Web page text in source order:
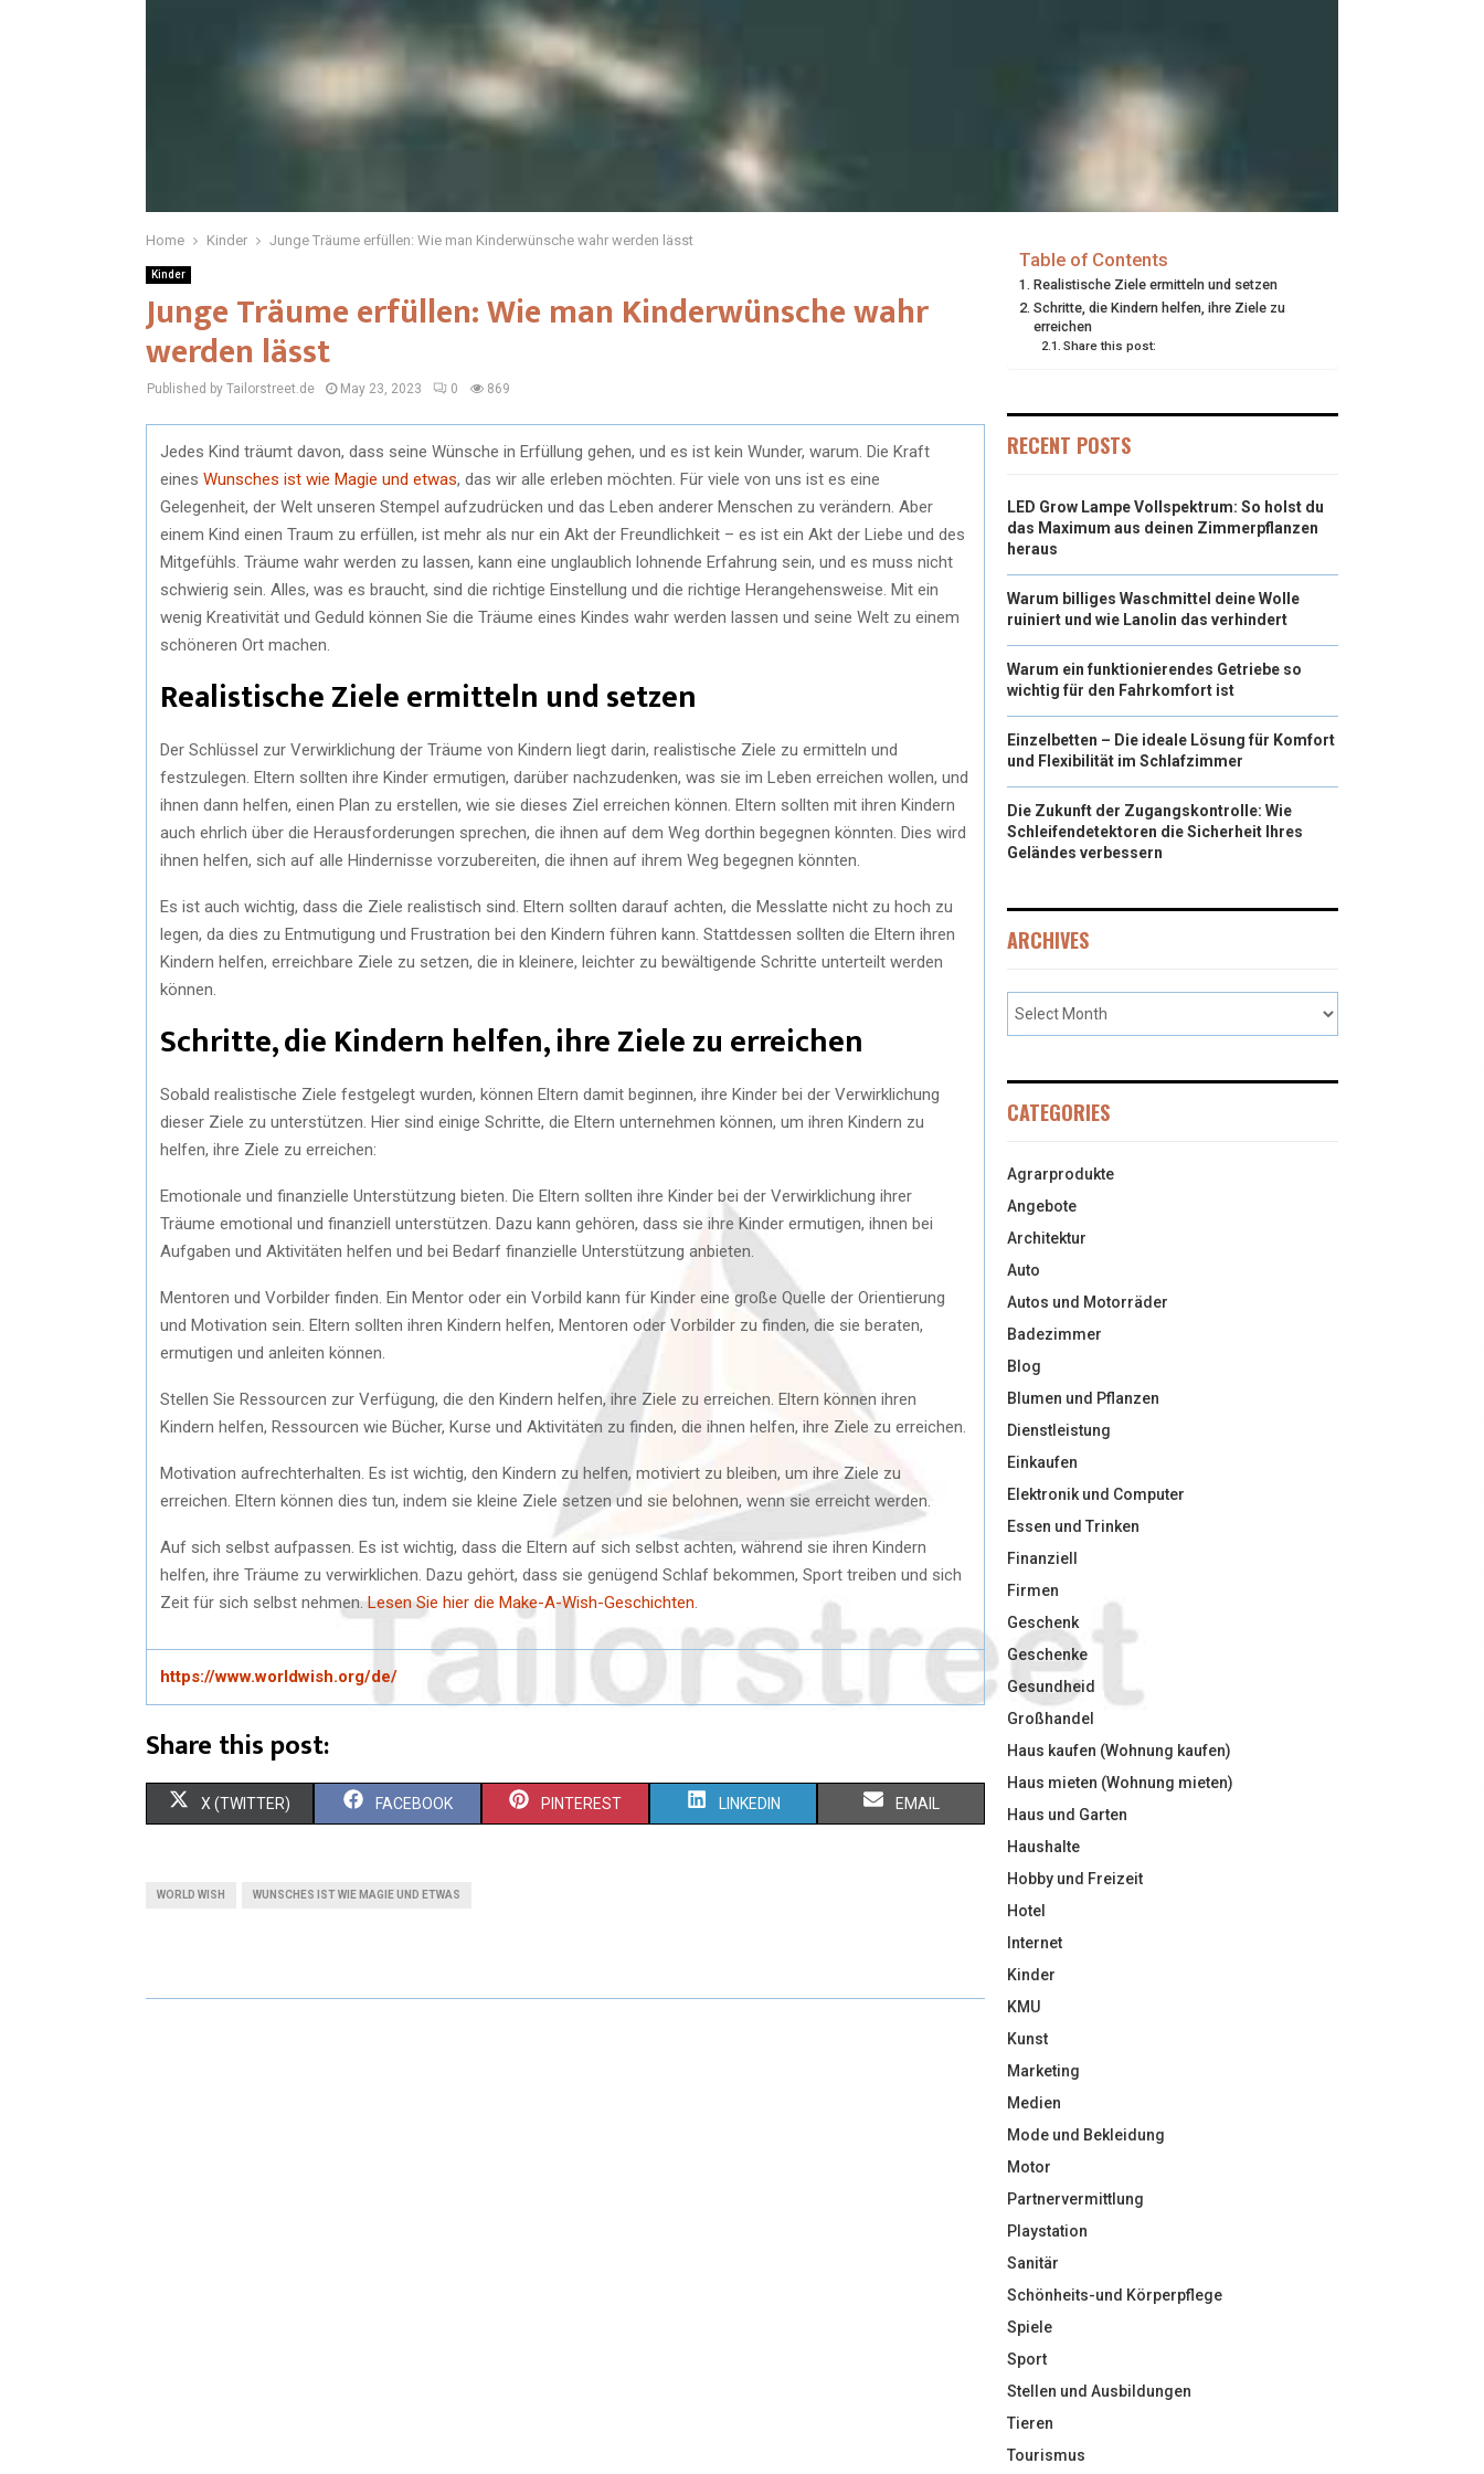
Home Kinder Junge Träume erfüllen: Wie man Kinderwünsche wahr werden lässt
Kinder
Junge Träume erfüllen: Wie man Kinderwünsche wahr
werden lässt
Published by Tailorstreet.de May 23, 2023 0 869
Jedes Kind träumt davon, dass seine Wünsche in Erfüllung gehen, und es ist kein Wunder, warum. Die Kraft
eines Wunsches ist wie Magie und etwas, das wir alle erleben möchten. Für viele von uns ist es eine
Gelegenheit, der Welt unseren Stempel aufzudrücken und das Leben anderer Menschen zu verändern. Aber
einem Kind einen Traum zu erfüllen, ist mehr als nur ein Akt der Freundlichkeit – es ist ein Akt der Liebe und des
Mitgefühls. Träume wahr werden zu lassen, kann eine unglaublich lohnende Erfahrung sein, und es muss nicht
schwierig sein. Alles, was es braucht, sind die richtige Einstellung und die richtige Herangehensweise. Mit ein
wenig Kreativität und Geduld können Sie die Träume eines Kindes wahr werden lassen und seine Welt zu einem
schöneren Ort machen.
Realistische Ziele ermitteln und setzen
Der Schlüssel zur Verwirklichung der Träume von Kindern liegt darin, realistische Ziele zu ermitteln und
festzulegen. Eltern sollten ihre Kinder ermutigen, darüber nachzudenken, was sie im Leben erreichen wollen, und
ihnen dann helfen, einen Plan zu erstellen, wie sie dieses Ziel erreichen können. Eltern sollten mit ihren Kindern
auch ehrlich über die Herausforderungen sprechen, die ihnen auf dem Weg dorthin begegnen könnten. Dies wird
ihnen helfen, sich auf alle Hindernisse vorzubereiten, die ihnen auf ihrem Weg begegnen könnten.
Es ist auch wichtig, dass die Ziele realistisch sind. Eltern sollten darauf achten, die Messlatte nicht zu hoch zu
legen, da dies zu Entmutigung und Frustration bei den Kindern führen kann. Stattdessen sollten die Eltern ihren
Kindern helfen, erreichbare Ziele zu setzen, die in kleinere, leichter zu bewältigende Schritte unterteilt werden
können.
Schritte, die Kindern helfen, ihre Ziele zu erreichen
Sobald realistische Ziele festgelegt wurden, können Eltern damit beginnen, ihre Kinder bei der Verwirklichung
dieser Ziele zu unterstützen. Hier sind einige Schritte, die Eltern unternehmen können, um ihren Kindern zu
helfen, ihre Ziele zu erreichen:
Emotionale und finanzielle Unterstützung bieten. Die Eltern sollten ihre Kinder bei der Verwirklichung ihrer
Träume emotional und finanziell unterstützen. Dazu kann gehören, dass sie ihre Kinder ermutigen, ihnen bei
Aufgaben und Aktivitäten helfen und bei Bedarf finanzielle Unterstützung anbieten.
Mentoren und Vorbilder finden. Ein Mentor oder ein Vorbild kann für Kinder eine große Quelle der Orientierung
und Motivation sein. Eltern sollten ihren Kindern helfen, Mentoren oder Vorbilder zu finden, die sie beraten,
ermutigen und anleiten können.
Stellen Sie Ressourcen zur Verfügung, die den Kindern helfen, ihre Ziele zu erreichen. Eltern können ihren
Kindern helfen, Ressourcen wie Bücher, Kurse und Aktivitäten zu finden, die ihnen helfen, ihre Ziele zu erreichen.
Motivation aufrechterhalten. Es ist wichtig, den Kindern zu helfen, motiviert zu bleiben, um ihre Ziele zu
erreichen. Eltern können dies tun, indem sie kleine Ziele setzen und sie belohnen, wenn sie erreicht werden.
Auf sich selbst aufpassen. Es ist wichtig, dass die Eltern auf sich selbst achten, während sie ihren Kindern
helfen, ihre Träume zu verwirklichen. Dazu gehört, dass sie genügend Schlaf bekommen, Sport treiben und sich
Zeit für sich selbst nehmen.Lesen Sie hier die Make-A-Wish-Geschichten
https://www.worldwish.org/de/
Share this post:
S
O
X (TWITTER) S
O
FACEBOOK S
O
PINTEREST S
O
LINKEDIN S
O
EMAIL
WORLD WISH WUNSCHES IST WIE MAGIE UND ETWAS
Table of Contents
Realistische Ziele ermitteln und setzen
Schritte, die Kindern helfen, ihre Ziele zu
erreichen
Share this post:
RECENT POSTS
LED Grow Lampe Vollspektrum: So holst du
das Maximum aus deinen Zimmerpflanzen
heraus
Warum billiges Waschmittel deine Wolle
ruiniert und wie Lanolin das verhindert
Warum ein funktionierendes Getriebe so
wichtig für den Fahrkomfort ist
Einzelbetten – Die ideale Lösung für Komfort
und Flexibilität im Schlafzimmer
Die Zukunft der Zugangskontrolle: Wie
Schleifendetektoren die Sicherheit Ihres
Geländes verbessern
ARCHIVES
CATEGORIES
Agrarprodukte
Angebote
Architektur
Auto
Autos und Motorräder
Badezimmer
Blog
Blumen und Pflanzen
Dienstleistung
Einkaufen
Elektronik und Computer
Essen und Trinken
Finanziell
Firmen
Geschenk
Geschenke
Gesundheid
Großhandel
Haus kaufen (Wohnung kaufen)
Haus mieten (Wohnung mieten)
Haus und Garten
Haushalte
Hobby und Freizeit
Hotel
Internet
Kinder
KMU
Kunst
Marketing
Medien
Mode und Bekleidung
Motor
Partnervermittlung
Playstation
Sanitär
Schönheits-und Körperpflege
Spiele
Sport
Stellen und Ausbildungen
Tieren
Tourismus